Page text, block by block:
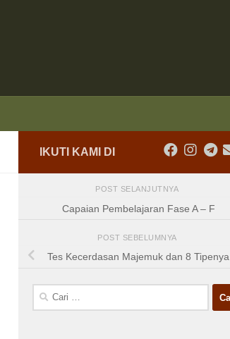
IKUTI KAMI DI
POST SELANJUTNYA
Capaian Pembelajaran Fase A – F
POST SEBELUMNYA
Tes Kecerdasan Majemuk dan 8 Tipenya
Cari